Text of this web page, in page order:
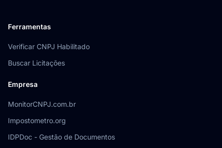
Ferramentas
Verificar CNPJ Habilitado
Buscar Licitações
Empresa
MonitorCNPJ.com.br
Impostometro.org
IDPDoc - Gestão de Documentos